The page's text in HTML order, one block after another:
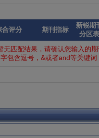
合评分 期刊指标
新锐期
分区
无匹配结果，请确认您输入的
字包含逗号，&或者and等关键